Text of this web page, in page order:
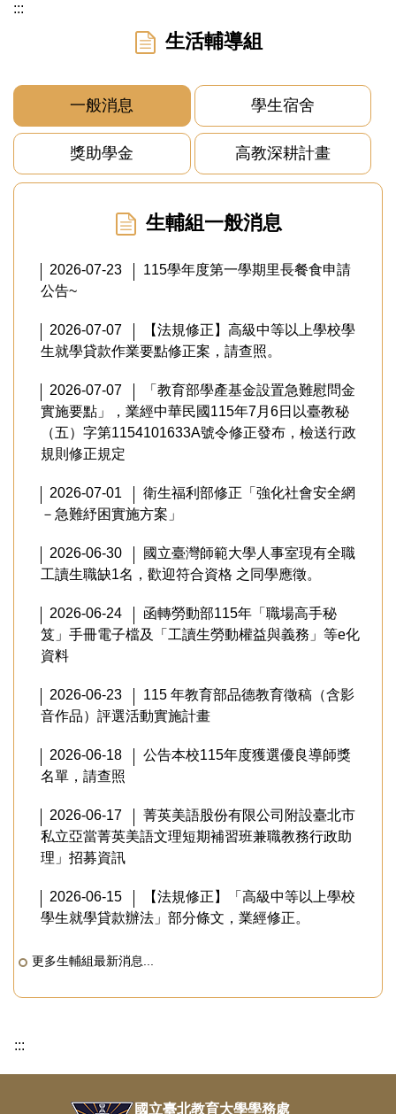
:::
生活輔導組
一般消息 學生宿舍
獎助學金 高教深耕計畫
生輔組一般消息
2026-07-23
115學年度第一學期里長餐食申請
公告~
2026-07-07
【法規修正】高級中等以上學校學
生就學貸款作業要點修正案，請查照。
2026-07-07
「教育部學產基金設置急難慰問金
實施要點」，業經中華民國115年7月6日以臺教秘
（五）字第1154101633A號令修正發布，檢送行政
規則修正規定
2026-07-01
衛生福利部修正「強化社會安全網
－急難紓困實施方案」
2026-06-30
國立臺灣師範大學人事室現有全職
工讀生職缺1名，歡迎符合資格 之同學應徵。
2026-06-24
函轉勞動部115年「職場高手秘
笈」手冊電子檔及「工讀生勞動權益與義務」等e化
資料
2026-06-23
115 年教育部品德教育徵稿（含影
音作品）評選活動實施計畫
2026-06-18
公告本校115年度獲選優良導師獎
名單，請查照
2026-06-17
菁英美語股份有限公司附設臺北市
私立亞當菁英美語文理短期補習班兼職教務行政助
理」招募資訊
2026-06-15
【法規修正】「高級中等以上學校
學生就學貸款辦法」部分條文，業經修正。
更多生輔組最新消息...
:::
國立臺北教育大學學務處